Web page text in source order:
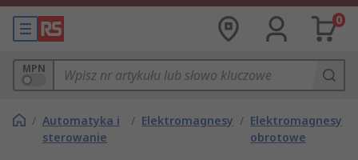
0
MPN
/ Automatyka i
sterowanie
/ Elektromagnesy / Elektromagnesy
obrotowe